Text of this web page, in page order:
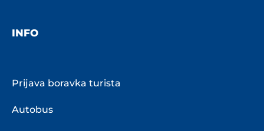
INFO
Prijava boravka turista
Autobus